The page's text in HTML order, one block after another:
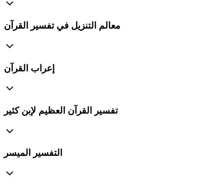
معالم التنزيل في تفسير القرآن
إعراب القرآن
تفسير القرآن العظيم لإبن كثير
التفسير الميسر